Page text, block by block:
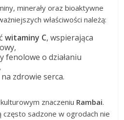
minerały oraz bioaktywne
właściwości należą:
witaminy C, wspierająca
fenolowe o działaniu
zdrowie serca.
znaczeniu Rambai.
sadzone w ogrodach nie